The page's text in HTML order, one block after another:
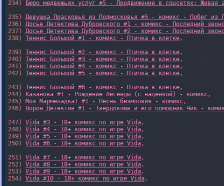
234)
Бюро медвежьих услуг #5 - Продвижение в соцсетях: Живая
235) Девушка Прасковья из Подмосковья #5 - комикс - Побег из
236) Досье Детектива Дубровского #1 - комикс - Последний
237) Досье Детектива Дубровского #2 - комикс - Последний
238) Теннис Большой #1 - комикс - Птичка в клетке,
239) Теннис Большой #2 - комикс - Птичка в клетке,
240) Теннис Большой #3 - комикс - Птичка в клетке,
241) Теннис Большой #4 - комикс - Птичка в клетке,
242) Теннис Большой #5 - комикс - Птичка в клетке,
243) Теннис Большой #6 - комикс - Птичка в клетке,
244)
Казанова #1 - Рождение Легенды (с наценкой) - комикс,
245) Моя Мармеладка! #1 - Песнь безмолвия - комикс,
246)
Ворон Детектив #1 - Твердоклюв и его помощник Чик -
247) Vida #3 - 18+ комикс по игре Vida,
248) Vida #4 - 18+ комикс по игре Vida,
249) Vida #5 - 18+ комикс по игре Vida,
250) Vida #6 - 18+ комикс по игре Vida,
251) Vida #7 - 18+ комикс по игре Vida,
252) Vida #8 - 18+ комикс по игре Vida,
253) Vida #9 - 18+ комикс по игре Vida,
254) Vida #10 - 18+ комикс по игре Vida,